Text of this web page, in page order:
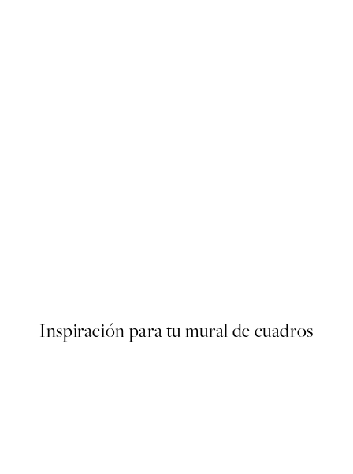
Inspiración para tu mural de cuadros